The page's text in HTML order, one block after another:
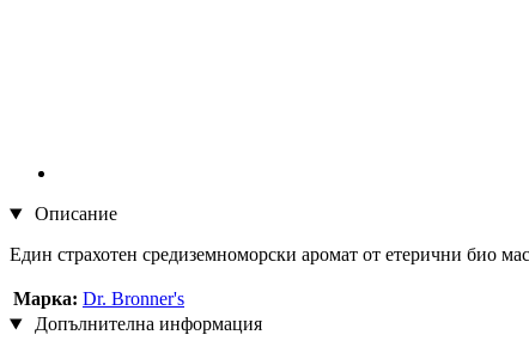
Описание
Един страхотен средиземноморски аромат от етерични био
Марка: Dr. Bronner's
Допълнителна информация